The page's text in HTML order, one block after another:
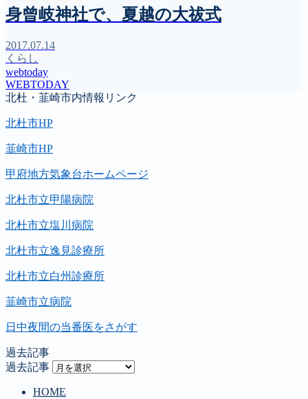
身曾岐神社で、夏越の大祓式
2017.07.14
くらし
webtoday
WEBTODAY
北杜・韮崎市内情報リンク
北杜市HP
韮崎市HP
甲府地方気象台ホームページ
北杜市立甲陽病院
北杜市立塩川病院
北杜市立逸見診療所
北杜市立白州診療所
韮崎市立病院
日中夜間の当番医をさがす
過去記事
過去記事
HOME